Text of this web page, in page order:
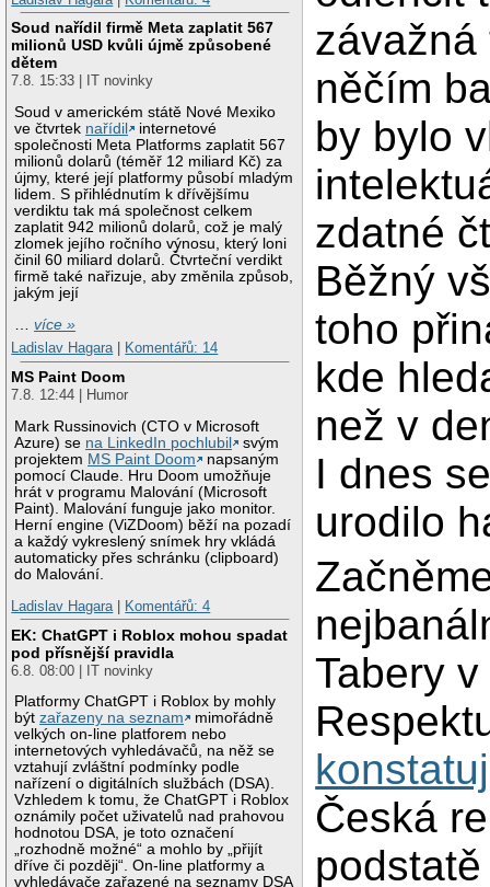
Soud nařídil firmě Meta zaplatit 567
milionů USD kvůli újmě způsobené
dětem
7.8. 15:33 | IT novinky
Soud v americkém státě Nové Mexiko
ve čtvrtek nařídil
internetové
společnosti Meta Platforms zaplatit 567
milionů dolarů (téměř 12 miliard Kč) za
újmy, které její platformy působí mladým
lidem. S přihlédnutím k dřívějšímu
verdiktu tak má společnost celkem
zaplatit 942 milionů dolarů, což je malý
zlomek jejího ročního výnosu, který loni
činil 60 miliard dolarů. Čtvrteční verdikt
firmě také nařizuje, aby změnila způsob,
jakým její
…více »
Ladislav Hagara| Komentářů: 14
MS Paint Doom
7.8. 12:44 | Humor
Mark Russinovich (CTO v Microsoft
Azure) se na LinkedIn pochlubil
svým
projektem MS Paint Doom
napsaným
pomocí Claude. Hru Doom umožňuje
hrát v programu Malování (Microsoft
Paint). Malování funguje jako monitor.
Herní engine (ViZDoom) běží na pozadí
a každý vykreslený snímek hry vkládá
automaticky přes schránku (clipboard)
do Malování.
Ladislav Hagara| Komentářů: 4
EK: ChatGPT i Roblox mohou spadat
pod přísnější pravidla
6.8. 08:00 | IT novinky
Platformy ChatGPT i Roblox by mohly
býtzařazeny na seznam
mimořádně
velkých on-line platforem nebo
internetových vyhledávačů, na něž se
vztahují zvláštní podmínky podle
nařízení o digitálních službách (DSA).
Vzhledem k tomu, že ChatGPT i Roblox
oznámily počet uživatelů nad prahovou
hodnotou DSA, je toto označení
„rozhodně možné“ a mohlo by „přijít
dříve či později“. On-line platformy a
vyhledávače zařazené na seznamy DSA
závažná
něčím
by bylo
zdatné
Běžný
toho
kde
než v
I dnes
urodilo
Tabery
Česká